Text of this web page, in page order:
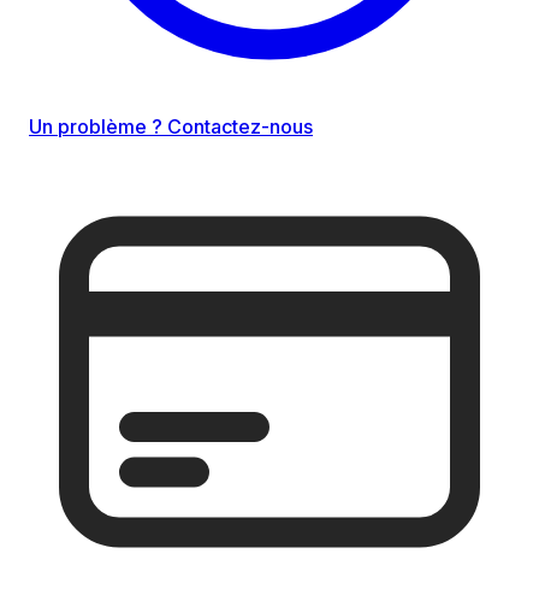
Un problème ? Contactez-nous